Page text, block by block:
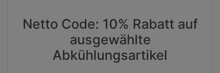
Netto Code: 10% Rabatt auf
ausgewählte
Abkühlungsartikel